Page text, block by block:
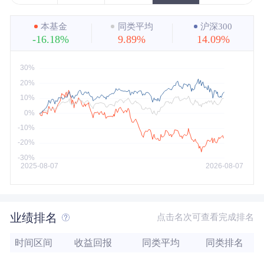
近3年
近5年
最大
本基金
-16.18%
同类平均
9.89%
沪深300
14.09%
业绩排名 点击名次可查看完成排名
时间区间 收益回报 同类平均 同类排名